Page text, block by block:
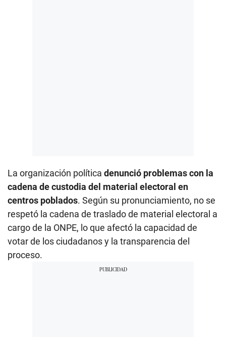
La organización política denunció problemas con la
cadena de custodia del material electoral en
centros poblados. Según su pronunciamiento, no se
respetó la cadena de traslado de material electoral a
cargo de la ONPE, lo que afectó la capacidad de
votar de los ciudadanos y la transparencia del
proceso.